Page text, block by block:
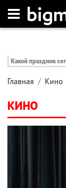
Какой праздник
Главная Кино
КИНО